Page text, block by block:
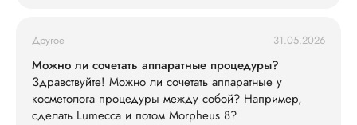
Другое 31.05.2026
Можно ли сочетать аппаратные процедуры?
Здравствуйте! Можно ли сочетать аппаратные у
косметолога процедуры между собой? Например,
сделать Lumecca и потом Morpheus 8?